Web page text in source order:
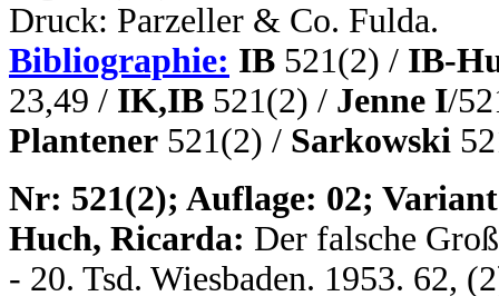
Druck: Parzeller & Co. Fulda.
Bibliographie: IB 521(2) / IB-
23,49 / IK,IB 521(2) / Jenne I/
Plantener 521(2) / Sarkowski
Nr: 521(2); Auflage: 02;
Huch, Ricarda: Der falsche
- 20. Tsd. Wiesbaden. 1953. 62,